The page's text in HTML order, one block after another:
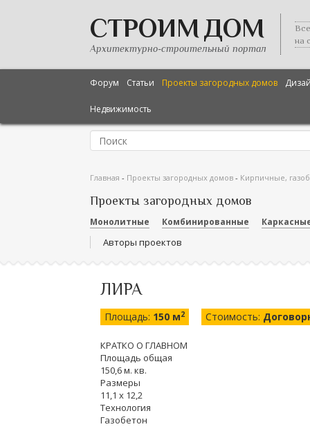
СТРОИМ ДОМ
Архитектурно-строительный портал
на
Форум Статьи Проекты загородных домов
Недвижимость
Главная - Проекты загородных домов - Кирпичные,
Проекты загородных домов
Монолитные Комбинированные
Авторы проектов
ЛИРА
Площадь: 150 м2 Стоимость:
КРАТКО О ГЛАВНОМ
Площадь общая
150,6 м. кв.
Размеры
11,1 x 12,2
Технология
Газобетон